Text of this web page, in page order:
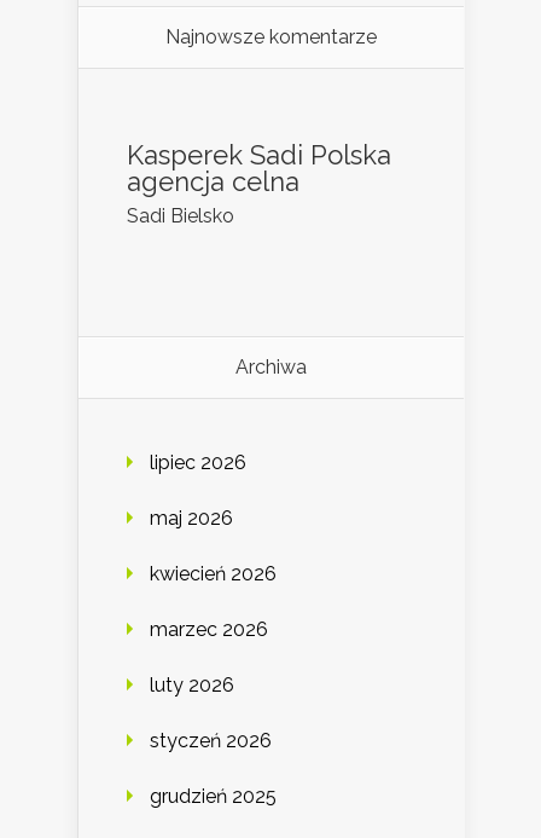
Najnowsze komentarze
Kasperek Sadi Polska
agencja celna
Sadi Bielsko
Archiwa
lipiec 2026
maj 2026
kwiecień 2026
marzec 2026
luty 2026
styczeń 2026
grudzień 2025